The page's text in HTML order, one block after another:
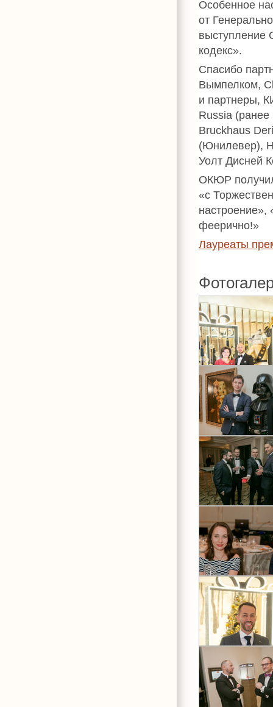
Особенное
от
выступление
кодекс».
Спасибо
Вымпелком,
и партнеры,
Russia
Bruckhaus
(Юнилевер),
Уолт Дисней
ОКЮР
«с
настроение»,
феерично!»
Лауреаты